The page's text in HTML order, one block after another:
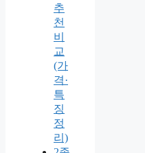
추
천
비
교
(가
격·
특
징
정
리)